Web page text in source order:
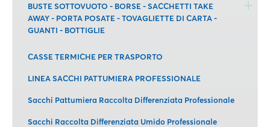
BUSTE SOTTOVUOTO - BORSE - SACCHETTI TAKE
AWAY - PORTA POSATE - TOVAGLIETTE DI CARTA -
GUANTI - BOTTIGLIE
CASSE TERMICHE PER TRASPORTO
LINEA SACCHI PATTUMIERA PROFESSIONALE
Sacchi Pattumiera Raccolta Differenziata Professionale
Sacchi Raccolta Differenziata Umido Professionale